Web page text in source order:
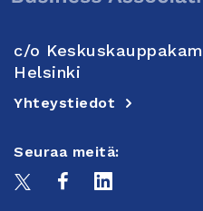
c/o
Helsinki
Yhteystiedot
Seuraa meitä: